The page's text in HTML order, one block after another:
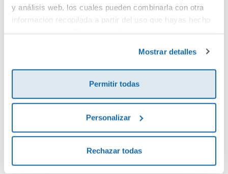
y análisis web, los cuales pueden combinarla con otra
información recopilada a partir del uso que hayas hecho
Mostrar detalles
Permitir todas
Personalizar
Rechazar todas
Envía tu opinión